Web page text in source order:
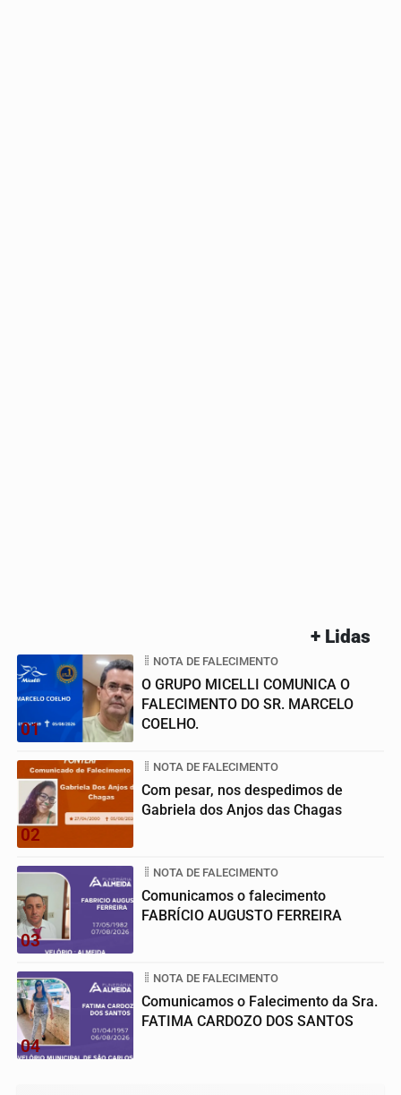
+ Lidas
01
NOTA DE FALECIMENTO
O GRUPO MICELLI COMUNICA O
FALECIMENTO DO SR. MARCELO
COELHO.
02
NOTA DE FALECIMENTO
Com pesar, nos despedimos de
Gabriela dos Anjos das Chagas
03
NOTA DE FALECIMENTO
Comunicamos o falecimento
FABRÍCIO AUGUSTO FERREIRA
04
NOTA DE FALECIMENTO
Comunicamos o Falecimento da Sra.
FATIMA CARDOZO DOS SANTOS